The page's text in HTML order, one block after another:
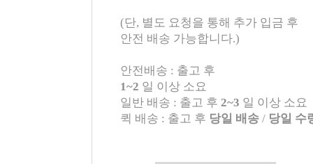
(단, 별도 요청을 통해 추가 입금 후
안전 배송 가능합니다.)
안전배송 : 출고 후
1~2 일 이상 소요
일반 배송 : 출고 후 2~3 일 이상 소요
퀵 배송 : 출고 후 당일 배송 / 당일 수